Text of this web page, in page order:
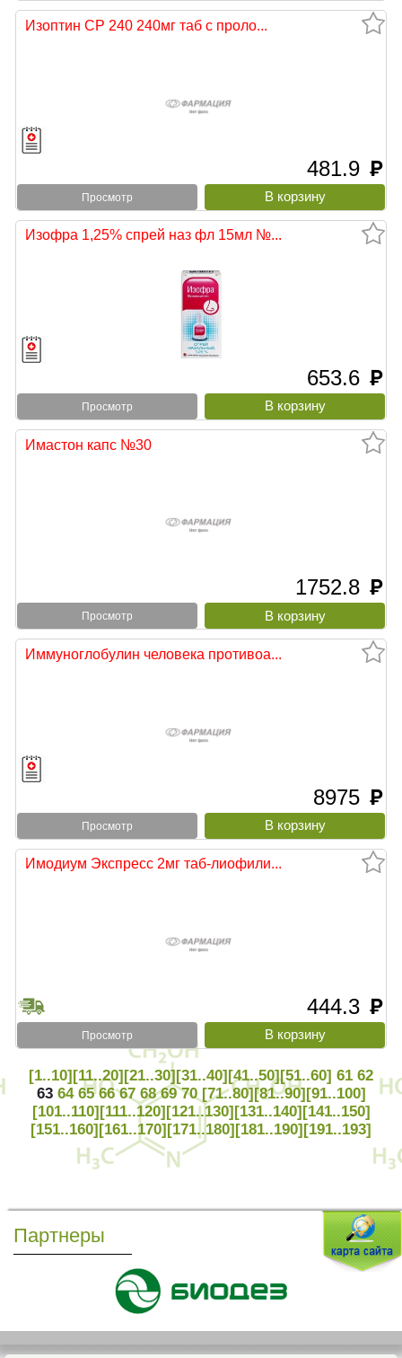
Изоптин СР 240 240мг таб с проло...
481.9 руб
Просмотр
Изофра 1,25% спрей наз фл 15мл №...
653.6 руб
Просмотр
Имастон капс №30
1752.8 руб
Просмотр
Иммуноглобулин человека противоа...
8975 руб
Просмотр
Имодиум Экспресс 2мг таб-лиофили...
444.3 руб
Просмотр
[1..10][11..20][21..30][31..40][41..50][51..60] 61 62
63 64 65 66 67 68 69 70 [71..80][81..90][91..100]
[101..110][111..120][121..130][131..140][141..150]
[151..160][161..170][171..180][181..190][191..193]
Партнеры